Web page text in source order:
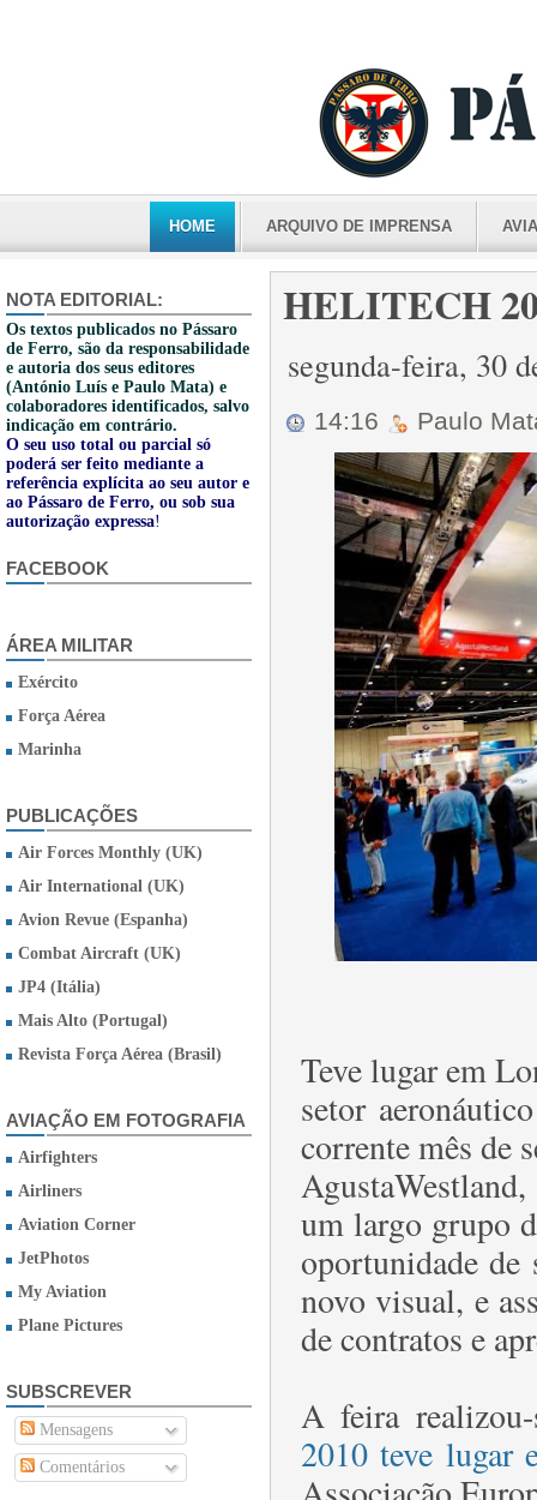
HOME ARQUIVO DE IMPRENSA
NOTA EDITORIAL:
Os textos publicados no Pássaro
de Ferro, são da responsabilidade
e autoria dos seus editores
(António Luís e Paulo Mata) e
colaboradores identificados, salvo
indicação em contrário.
O seu uso total ou parcial só
poderá ser feito mediante a
referência explícita ao seu autor e
ao Pássaro de Ferro, ou sob sua
autorização expressa!
FACEBOOK
ÁREA MILITAR
Exército
Força Aérea
Marinha
PUBLICAÇÕES
Air Forces Monthly (UK)
Air International (UK)
Avion Revue (Espanha)
Combat Aircraft (UK)
JP4 (Itália)
Mais Alto (Portugal)
Revista Força Aérea (Brasil)
AVIAÇÃO EM FOTOGRAFIA
Airfighters
Airliners
Aviation Corner
JetPhotos
My Aviation
Plane Pictures
SUBSCREVER
Mensagens
Comentários
HELITECH
segunda-feira, 30
14:16 Paulo
Teve lugar em
setor
corrente mês de
um largo grupo
oportunidade
novo visual, e
de contratos e
A feira
2010 teve lugar